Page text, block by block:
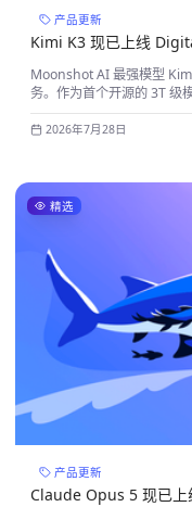
产品更新
Kimi K3 现已上线
Moonshot AI 最强模型
务。作为首个开源的 3T 级
口、原生多模态能力和长
2026年7月28日
精选
产品更新
Claude Opus 5 现已